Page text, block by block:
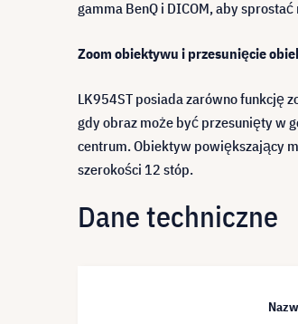
gamma BenQ i DICOM, aby
Zoom obiektywu i przesunięcie
LK954ST posiada zarówno funkcję
gdy obraz może być przesunięty w
centrum. Obiektyw powiększający
szerokości 12 stóp.
Dane techniczne